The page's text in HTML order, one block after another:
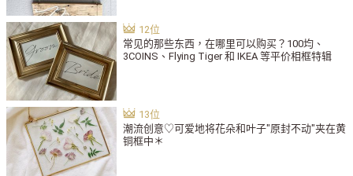
常见的那些东西，在哪里可以购买？100均、
3COINS、Flying Tiger 和 IKEA 等平价相框特辑
潮流创意♡可爱地将花朵和叶子"原封不动"夹在黄
铜框中＊